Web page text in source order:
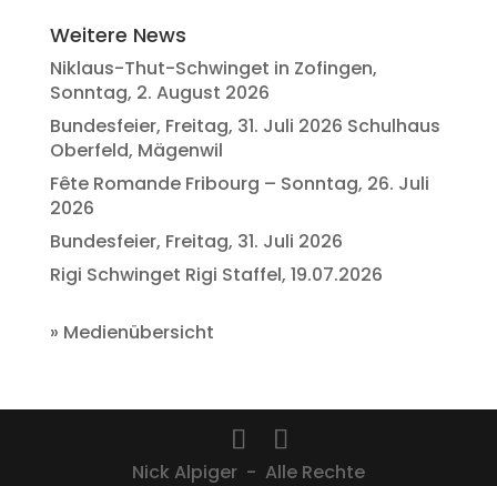
Weitere News
Niklaus-Thut-Schwinget in Zofingen,
Sonntag, 2. August 2026
Bundesfeier, Freitag, 31. Juli 2026 Schulhaus
Oberfeld, Mägenwil
Fête Romande Fribourg – Sonntag, 26. Juli
2026
Bundesfeier, Freitag, 31. Juli 2026
Rigi Schwinget Rigi Staffel, 19.07.2026
» Medienübersicht
Nick Alpiger - Alle Rechte